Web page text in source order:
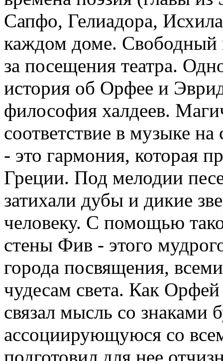
Сапфо, Гелиадора,
каждом доме. Свободный
за посещения театра.
история об Орфее и
философия халдеев.
соответствие в музыке
- это гармония, которая
Греции. Под мелодии
затихали дубы и дикие
человеку. С помощью
стены Фив - этого
города посвящения,
чудесам света. Как
связал мысль со
ассоциирующуюся со
подготовил для нее